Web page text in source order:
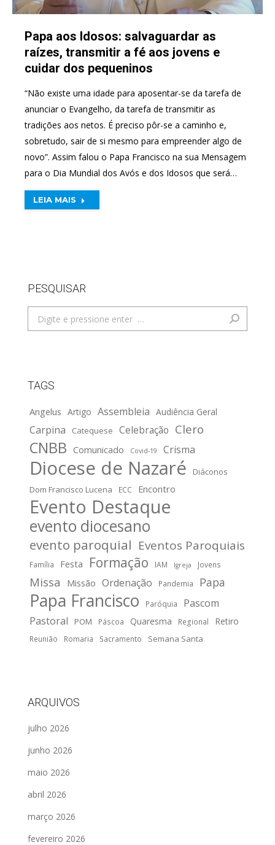
Papa aos Idosos: salvaguardar as
raízes, transmitir a fé aos jovens e
cuidar dos pequeninos
“Não existe uma idade para aposentar-se da tarefa de
anunciar o Evangelho, da tarefa de transmitir as
tradições aos netos. É preciso pôr-se a caminho e,
sobretudo, sair de si mesmo para empreender algo de
novo”. Assim falou o Papa Francisco na sua Mensagem
para o Dia Mundial dos Avós e dos Idosos que será…
LEIA MAIS
PESQUISAR
Search:
TAGS
Angelus Artigo Assembleia Audiência Geral
Carpina Catequese Celebração Clero
CNBB Comunicado Covid-19 Crisma
Diocese de Nazaré
Diáconos
Dom Francisco Lucena
ECC Encontro
Evento Destaque
evento diocesano
evento paroquial Eventos Paroquiais
Família Festa Formação IAM Igreja Jovens
Missa Missão Ordenação Pandemia Papa
Papa Francisco Paróquia
Pascom
Pastoral
POM Páscoa Quaresma Regional Retiro
Reunião Romaria Sacramento Semana Santa
ARQUIVOS
julho 2026
junho 2026
maio 2026
abril 2026
março 2026
fevereiro 2026